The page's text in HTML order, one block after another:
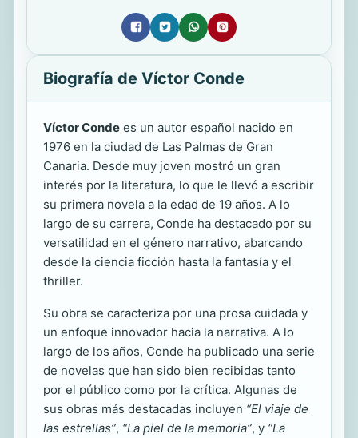
Biografía de Víctor Conde
Víctor Conde es un autor español nacido en
1976 en la ciudad de Las Palmas de Gran
Canaria. Desde muy joven mostró un gran
interés por la literatura, lo que le llevó a escribir
su primera novela a la edad de 19 años. A lo
largo de su carrera, Conde ha destacado por su
versatilidad en el género narrativo, abarcando
desde la ciencia ficción hasta la fantasía y el
thriller.
Su obra se caracteriza por una prosa cuidada y
un enfoque innovador hacia la narrativa. A lo
largo de los años, Conde ha publicado una serie
de novelas que han sido bien recibidas tanto
por el público como por la crítica. Algunas de
sus obras más destacadas incluyen “El viaje de
las estrellas”, “La piel de la memoria”, y “La